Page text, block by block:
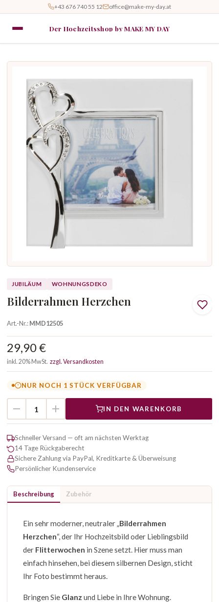
+43 676 740 55 12 office@make-my-day.at
Der Hochzeitsshop by MAKE MY DAY
JUBILÄUM WOHNUNGSDEKO
Bilderrahmen Herzchen
Art.-Nr.:MMD12505
29,90 €
inkl. 20% MwSt. zzgl. Versandkosten
NUR NOCH 1 STÜCK VERFÜGBAR
IN DEN WARENKORB
Schneller Versand — oft am nächsten Werktag
14 Tage Rückgaberecht
Sichere Zahlung via PayPal, Kreditkarte & Überweisung
Persönlicher Kundenservice
Beschreibung Zubehör
Ein sehr moderner, neutraler „Bilderrahmen
Herzchen“, der Ihr Hochzeitsbild oder Lieblingsbild
der Flitterwochen in Szene setzt. Hier muss man
einfach hinsehen, bei diesem silbernen Design, sticht
Ihr Foto bestimmt heraus.
Bringen Sie Glanz und Liebe in Ihre Wohnung.